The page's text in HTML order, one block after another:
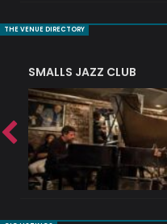
THE VENUE DIRECTORY
SMALLS JAZZ CLUB